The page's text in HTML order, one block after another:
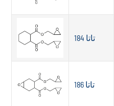
تاتا 184
تاتا 186